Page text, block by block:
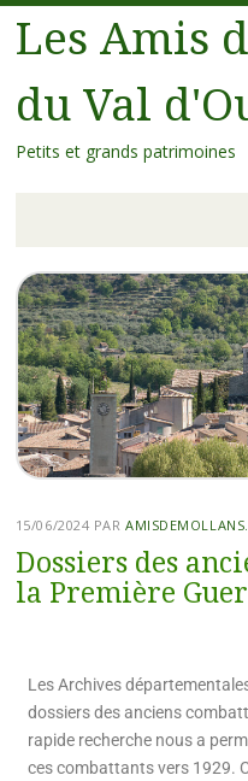
Les Amis
du Val
Petits et grands patrimoines
15/06/2024 PAR
Dossiers des
la Première
Les Archives
dossiers des anciens
rapide recherche nous a
ces combattants vers 1929.